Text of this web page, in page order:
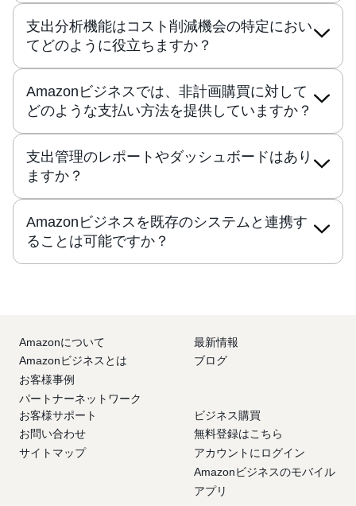
支出分析機能はコスト削減機会の特定におい
てどのように役立ちますか？
Amazonビジネスでは、非計画購買に対して
どのような支払い方法を提供していますか？
支出管理のレポートやダッシュボードはあり
ますか？
Amazonビジネスを既存のシステムと連携す
ることは可能ですか？
Amazonについて
Amazonビジネスとは
お客様事例
パートナーネットワーク
最新情報
ブログ
お客様サポート
お問い合わせ
サイトマップ
ビジネス購買
無料登録はこちら
アカウントにログイン
Amazonビジネスのモバイル
アプリ